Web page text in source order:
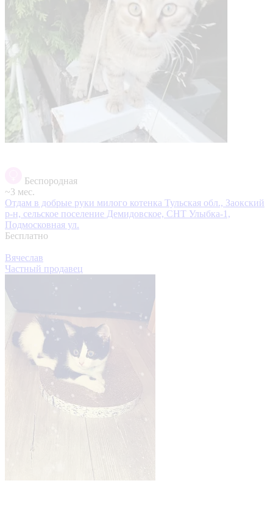
Беспородная
~3 мес.
Отдам в добрые руки милого котенка Тульская обл., Заокский
р-н, сельское поселение Демидовское, СНТ Улыбка-1,
Подмосковная ул.
Бесплатно
Вячеслав
Частный продавец